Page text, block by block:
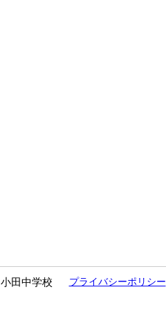
小田中学校 プライバシーポリシー